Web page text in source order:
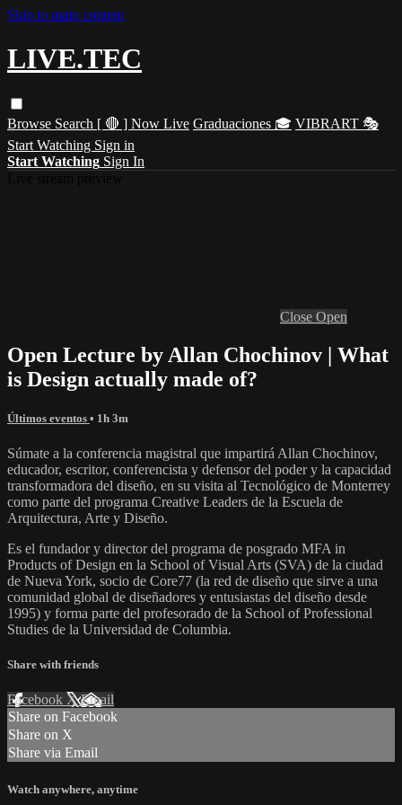
Skip to main content
LIVE.TEC
Browse Search [ 🔴 ] Now Live Graduaciones 🎓 VIBRART 🎭
Start Watching Sign in
Start Watching Sign In
Close Open
Open Lecture by Allan Chochinov | What
is Design actually made of?
Últimos eventos • 1h 3m
Súmate a la conferencia magistral que impartirá Allan Chochinov,
educador, escritor, conferencista y defensor del poder y la capacidad
transformadora del diseño, en su visita al Tecnológico de Monterrey
como parte del programa Creative Leaders de la Escuela de
Arquitectura, Arte y Diseño.
Es el fundador y director del programa de posgrado MFA in
Products of Design en la School of Visual Arts (SVA) de la ciudad
de Nueva York, socio de Core77 (la red de diseño que sirve a una
comunidad global de diseñadores y entusiastas del diseño desde
1995) y forma parte del profesorado de la School of Professional
Studies de la Universidad de Columbia.
Share with friends
Facebook XEmail
Share on Facebook
Share on X
Share via Email
Watch anywhere, anytime